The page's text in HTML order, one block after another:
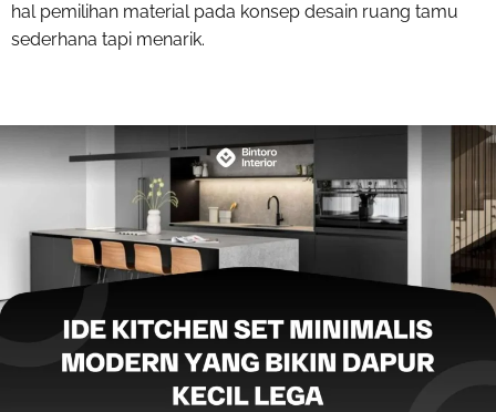
hal pemilihan material pada konsep desain ruang tamu
sederhana tapi menarik.